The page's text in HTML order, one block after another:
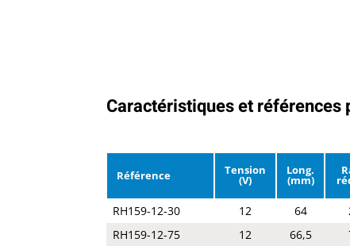
Caractéristiques et références
Référence Tension
(V)
Long.
(mm)
RH159-12-30 12 64
RH159-12-75
12 66,5